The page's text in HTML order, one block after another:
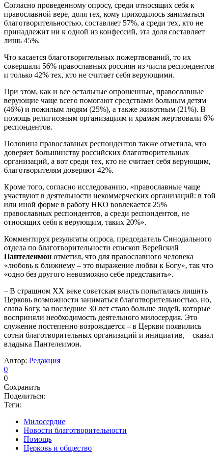
Согласно проведенному опросу, среди относящих себя к
православной вере, доля тех, кому приходилось заниматься
благотворительностью, составляет 57%, а среди тех, кто не
принадлежит ни к одной из конфессий, эта доля составляет
лишь 45%.
Что касается благотворительных пожертвований, то их
совершали 56% православных россиян из числа респондентов
и только 42% тех, кто не считает себя верующими.
При этом, как и все остальные опрошенные, православные
верующие чаще всего помогают средствами больным детям
(46%) и пожилым людям (25%), а также животным (21%). В
помощь религиозным организациям и храмам жертвовали 6%
респондентов.
Половина православных респондентов также отметила, что
доверяет большинству российских благотворительных
организаций, а вот среди тех, кто не считает себя верующим,
благотворителям доверяют 42%.
Кроме того, согласно исследованию, «православные чаще
участвуют в деятельности некоммерческих организаций: в той
или иной форме в работу НКО вовлекается 25%
православных респондентов, а среди респондентов, не
относящих себя к верующим, таких 20%».
Комментируя результаты опроса, председатель Синодального
отдела по благотворительности епископ Верейский
Пантелеимон отметил, что для православного человека
«любовь к ближнему – это выражение любви к Богу», так что
«одно без другого невозможно себе представить».
– В страшном XX веке советская власть попыталась лишить
Церковь возможности заниматься благотворительностью, но,
слава Богу, за последние 30 лет стало больше людей, которые
восприняли необходимость деятельного милосердия. Это
служение постепенно возрождается – в Церкви появились
сотни благотворительных организаций и инициатив, – сказал
владыка Пантелеимон.
Автор: Редакция
0
0
Сохранить
Поделиться:
Теги:
Милосердие
Новости благотворительности
Помощь
Церковь и общество